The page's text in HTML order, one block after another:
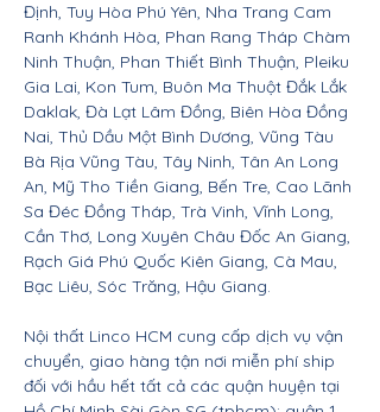
Định, Tuy Hòa Phú Yên, Nha Trang Cam
Ranh Khánh Hòa, Phan Rang Tháp Chàm
Ninh Thuận, Phan Thiết Bình Thuận, Pleiku
Gia Lai, Kon Tum, Buôn Ma Thuột Đắk Lắk
Daklak, Đà Lạt Lâm Đồng, Biên Hòa Đồng
Nai, Thủ Dầu Một Bình Dương, Vũng Tàu
Bà Rịa Vũng Tàu, Tây Ninh, Tân An Long
An, Mỹ Tho Tiền Giang, Bến Tre, Cao Lãnh
Sa Đéc Đồng Tháp, Trà Vinh, Vĩnh Long,
Cần Thơ, Long Xuyên Châu Đốc An Giang,
Rạch Giá Phú Quốc Kiên Giang, Cà Mau,
Bạc Liêu, Sóc Trăng, Hậu Giang.
Nội thất Linco HCM cung cấp dịch vụ vận
chuyển, giao hàng tận nơi miễn phí ship
đối với hầu hết tất cả các quận huyện tại